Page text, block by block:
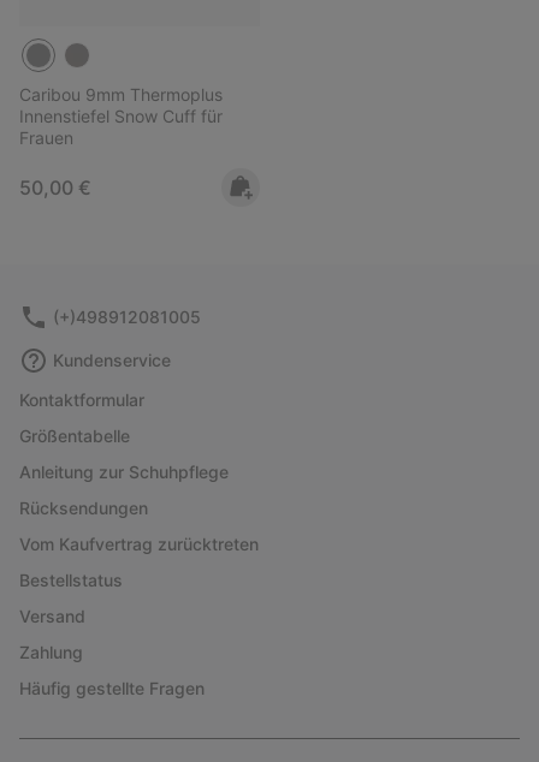
Caribou 9mm Thermoplus
Innenstiefel Snow Cuff für
Frauen
Regular price:
50,00 €
(+)498912081005
Kundenservice
Kontaktformular
Größentabelle
Anleitung zur Schuhpflege
Rücksendungen
Vom Kaufvertrag zurücktreten
Bestellstatus
Versand
Zahlung
Häufig gestellte Fragen